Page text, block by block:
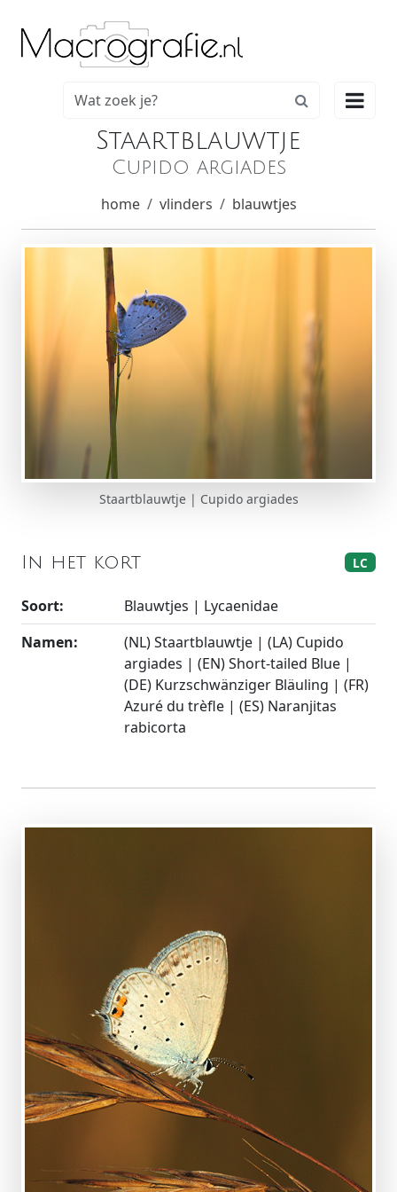

Staartblauwtje
Cupido argiades
home vlinders blauwtjes
Staartblauwtje | Cupido argiades
In het kort LC
Soort:
Blauwtjes | Lycaenidae
Namen:
(NL) Staartblauwtje | (LA) Cupido
argiades | (EN) Short-tailed Blue |
(DE) Kurzschwänziger Bläuling | (FR)
Azuré du trèfle | (ES) Naranjitas
rabicorta